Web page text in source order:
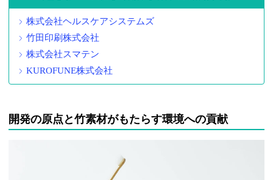
株式会社ヘルスケアシステムズ
竹田印刷株式会社
株式会社スマテン
KUROFUNE株式会社
開発の原点と竹素材がもたらす環境への貢献